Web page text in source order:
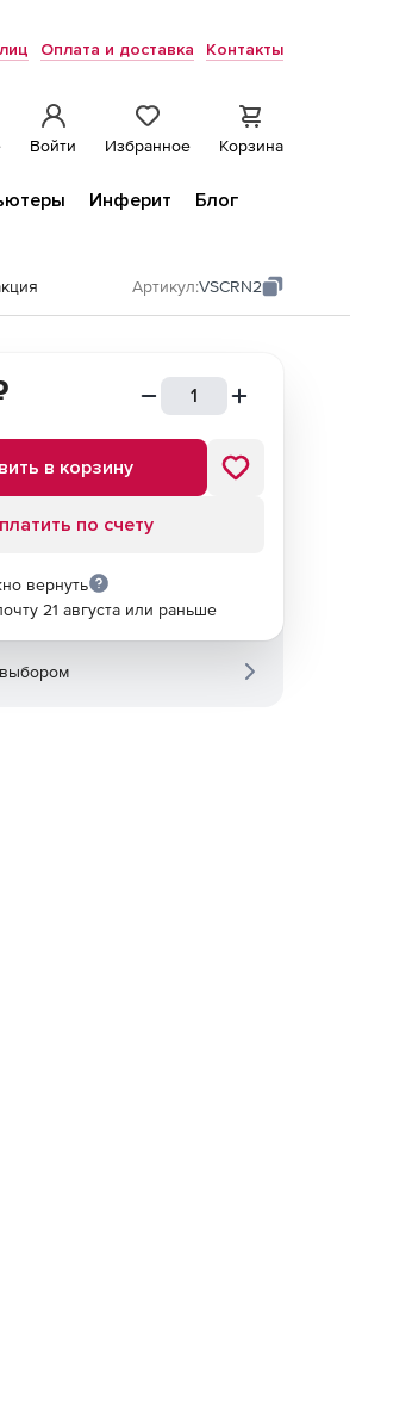
Оплата и доставка Контакты
Войти Избранное Корзина
Инферит
Блог
Артикул:VSCRN2
в корзину
по счету
вернуть
21 августа или раньше